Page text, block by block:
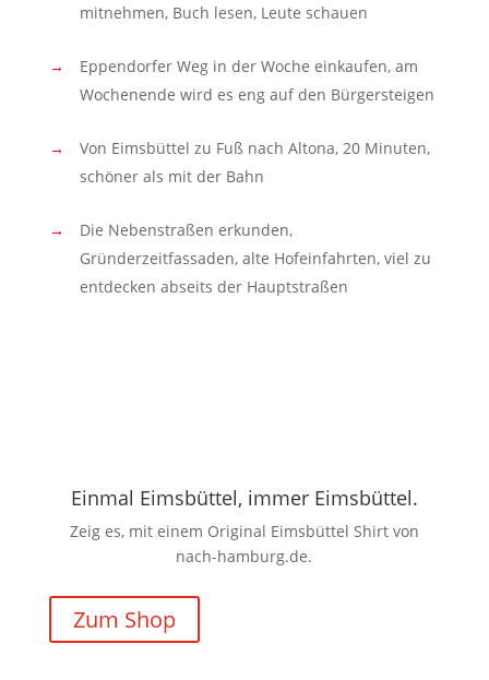
mitnehmen, Buch lesen, Leute schauen
Eppendorfer Weg in der Woche einkaufen, am
Wochenende wird es eng auf den Bürgersteigen
Von Eimsbüttel zu Fuß nach Altona, 20 Minuten,
schöner als mit der Bahn
Die Nebenstraßen erkunden,
Gründerzeitfassaden, alte Hofeinfahrten, viel zu
entdecken abseits der Hauptstraßen
Einmal Eimsbüttel, immer Eimsbüttel.
Zeig es, mit einem Original Eimsbüttel Shirt von
nach-hamburg.de.
Zum Shop